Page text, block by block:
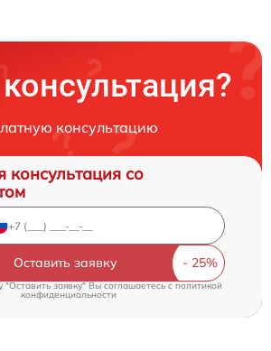
консультацию
консультация со
Оставить заявку
"Оставить заявку" Вы соглашаетесь cполитикой
конфиденциальности